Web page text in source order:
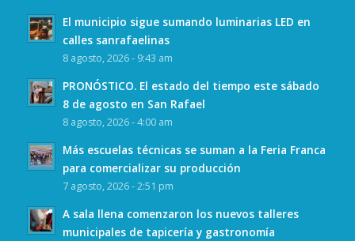
El municipio sigue sumando luminarias LED en
calles sanrafaelinas
8 agosto, 2026 - 9:43 am
PRONÓSTICO. El estado del tiempo este sábado
8 de agosto en San Rafael
8 agosto, 2026 - 4:00 am
Más escuelas técnicas se suman a la Feria Franca
para comercializar su producción
7 agosto, 2026 - 2:51 pm
A sala llena comenzaron los nuevos talleres
municipales de tapicería y gastronomía